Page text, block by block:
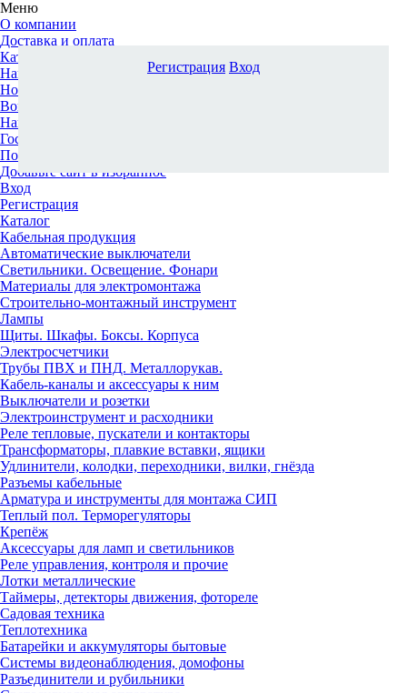
Меню
О компании
Доставка и оплата
Каталог
Наши офисы
Новости и новинки
Вопрос-ответ
Наша команда
Гос. заказчикам
Поставщикам
Добавьте сайт в избранное
Вход
Регистрация
Каталог
Кабельная продукция
Автоматические выключатели
Светильники. Освещение. Фонари
Материалы для электромонтажа
Строительно-монтажный инструмент
Лампы
Щиты. Шкафы. Боксы. Корпуса
Электросчетчики
Трубы ПВХ и ПНД. Металлорукав.
Кабель-каналы и аксессуары к ним
Выключатели и розетки
Электроинструмент и расходники
Реле тепловые, пускатели и контакторы
Трансформаторы, плавкие вставки, ящики
Удлинители, колодки, переходники, вилки, гнёзда
Разъемы кабельные
Арматура и инструменты для монтажа СИП
Теплый пол. Терморегуляторы
Крепёж
Аксессуары для ламп и светильников
Реле управления, контроля и прочие
Лотки металлические
Таймеры, детекторы движения, фотореле
Садовая техника
Теплотехника
Батарейки и аккумуляторы бытовые
Системы видеонаблюдения, домофоны
Разъединители и рубильники
Регистрация Вход